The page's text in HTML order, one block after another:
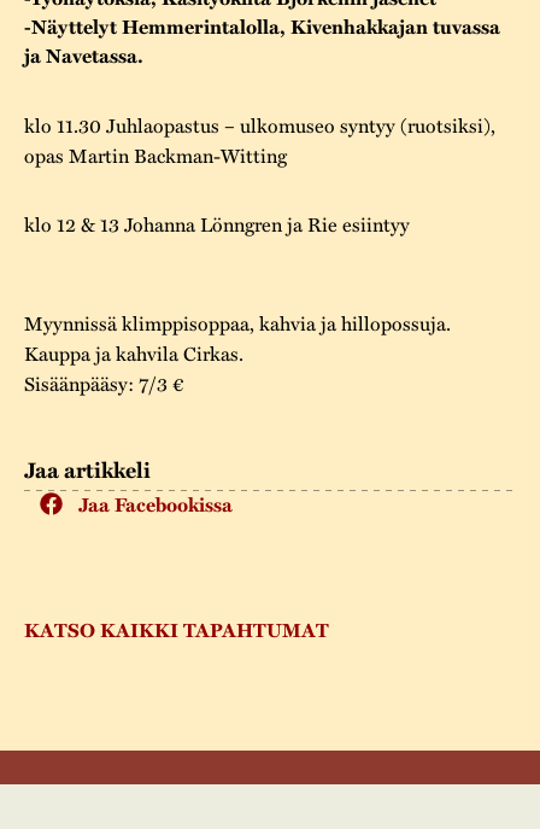
Vaellusreitti
Kestävä kehitys
Yhteystiedot
Varaa tilat
Jarl Hemmer
Rakennukset
Museokokoelmat
YSTÄVÄT
Vuosikertomukset
Jaa artikkeli
Jaa Facebookissa
KATSO KAIKKI TAPAHTUMAT
-Näyttelyt Hemmerintalolla, Kivenhakkajan tuvassa
ja Navetassa.
klo 11.30 Juhlaopastus – ulkomuseo syntyy (ruotsiksi),
opas Martin Backman-Witting
klo 12 & 13 Johanna Lönngren ja Rie esiintyy
Myynnissä klimppisoppaa, kahvia ja hillopossuja.
Kauppa ja kahvila Cirkas.
Sisäänpääsy: 7/3 €